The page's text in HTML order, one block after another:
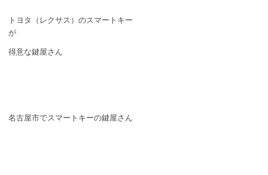
トヨタ（レクサス）のスマートキー
が
得意な鍵屋さん
名古屋市でスマートキーの鍵屋さん